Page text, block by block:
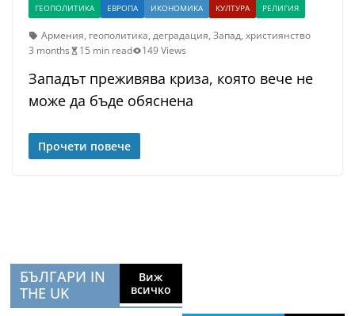
ГЕОПОЛИТИКА ЕВРОПА ИКОНОМИКА КУЛТУРА РЕЛИГИЯ
Армения, геополитика, деградация, Запад, християнство
3 months
15 min read 149 Views
Западът преживява криза, която вече не
може да бъде обяснена
Прочети повече
БЪЛГАРИ IN
THE UK
Виж
всичко